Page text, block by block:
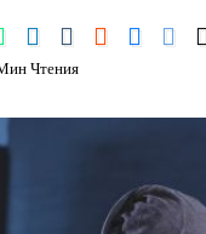
Чтения